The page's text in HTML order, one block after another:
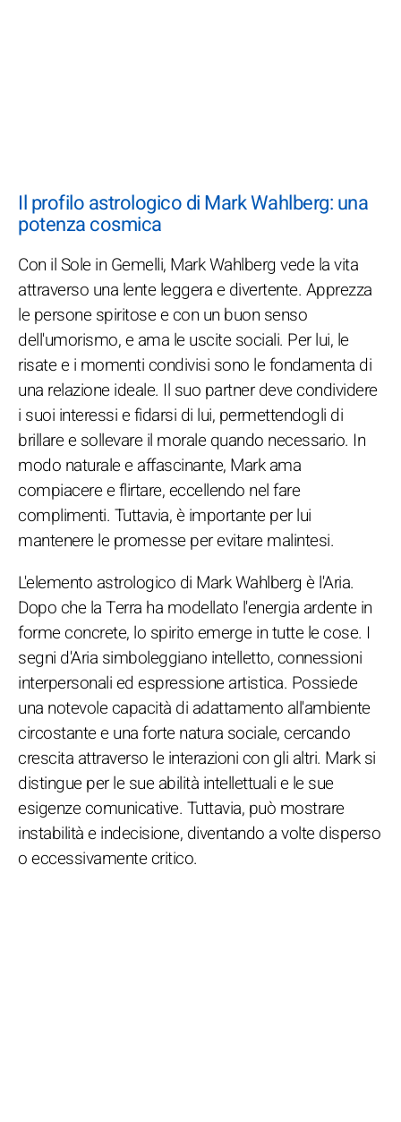
Il profilo astrologico di Mark Wahlberg: una
potenza cosmica
Con il Sole in Gemelli, Mark Wahlberg vede la vita
attraverso una lente leggera e divertente. Apprezza
le persone spiritose e con un buon senso
dell'umorismo, e ama le uscite sociali. Per lui, le
risate e i momenti condivisi sono le fondamenta di
una relazione ideale. Il suo partner deve condividere
i suoi interessi e fidarsi di lui, permettendogli di
brillare e sollevare il morale quando necessario. In
modo naturale e affascinante, Mark ama
compiacere e flirtare, eccellendo nel fare
complimenti. Tuttavia, è importante per lui
mantenere le promesse per evitare malintesi.
L'elemento astrologico di Mark Wahlberg è l'Aria.
Dopo che la Terra ha modellato l'energia ardente in
forme concrete, lo spirito emerge in tutte le cose. I
segni d'Aria simboleggiano intelletto, connessioni
interpersonali ed espressione artistica. Possiede
una notevole capacità di adattamento all'ambiente
circostante e una forte natura sociale, cercando
crescita attraverso le interazioni con gli altri. Mark si
distingue per le sue abilità intellettuali e le sue
esigenze comunicative. Tuttavia, può mostrare
instabilità e indecisione, diventando a volte disperso
o eccessivamente critico.